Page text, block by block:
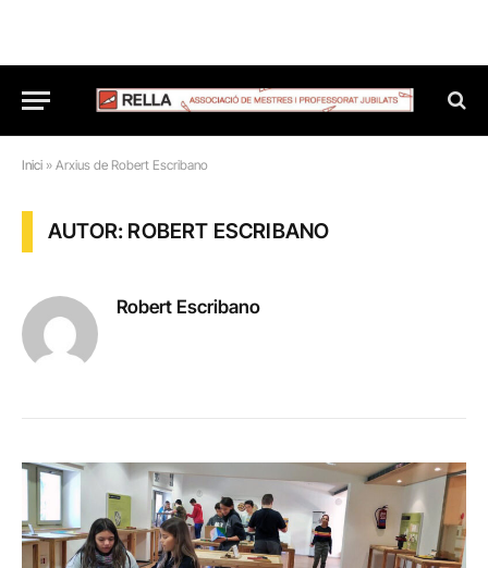
Inici » Arxius de Robert Escribano
AUTOR: ROBERT ESCRIBANO
Robert Escribano